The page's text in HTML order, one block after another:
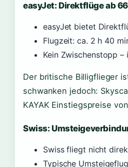
easyJet: Direktflüge ab
easyJet bietet
Flugzeit: ca. 2 h 40
Kein Zwischenstopp
Der britische Billigflieger
schwanken jedoch:
KAYAK Einstiegspreise
Swiss:
Swiss fliegt nicht
Typische